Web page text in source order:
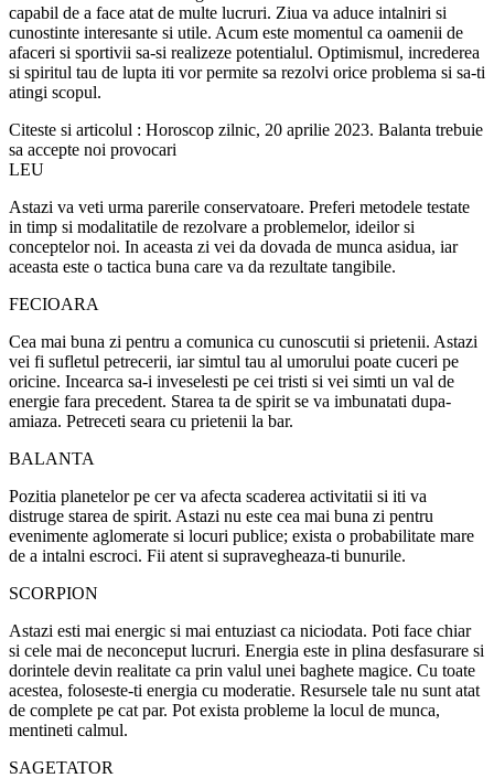
capabil de a face atat de multe lucruri. Ziua va aduce intalniri si
cunostinte interesante si utile. Acum este momentul ca oamenii de
afaceri si sportivii sa-si realizeze potentialul. Optimismul, increderea
si spiritul tau de lupta iti vor permite sa rezolvi orice problema si sa-ti
atingi scopul.
Citeste si articolul : Horoscop zilnic, 20 aprilie 2023. Balanta trebuie
sa accepte noi provocari
LEU
Astazi va veti urma parerile conservatoare. Preferi metodele testate
in timp si modalitatile de rezolvare a problemelor, ideilor si
conceptelor noi. In aceasta zi vei da dovada de munca asidua, iar
aceasta este o tactica buna care va da rezultate tangibile.
FECIOARA
Cea mai buna zi pentru a comunica cu cunoscutii si prietenii. Astazi
vei fi sufletul petrecerii, iar simtul tau al umorului poate cuceri pe
oricine. Incearca sa-i inveselesti pe cei tristi si vei simti un val de
energie fara precedent. Starea ta de spirit se va imbunatati dupa-
amiaza. Petreceti seara cu prietenii la bar.
BALANTA
Pozitia planetelor pe cer va afecta scaderea activitatii si iti va
distruge starea de spirit. Astazi nu este cea mai buna zi pentru
evenimente aglomerate si locuri publice; exista o probabilitate mare
de a intalni escroci. Fii atent si supravegheaza-ti bunurile.
SCORPION
Astazi esti mai energic si mai entuziast ca niciodata. Poti face chiar
si cele mai de neconceput lucruri. Energia este in plina desfasurare si
dorintele devin realitate ca prin valul unei baghete magice. Cu toate
acestea, foloseste-ti energia cu moderatie. Resursele tale nu sunt atat
de complete pe cat par. Pot exista probleme la locul de munca,
mentineti calmul.
SAGETATOR